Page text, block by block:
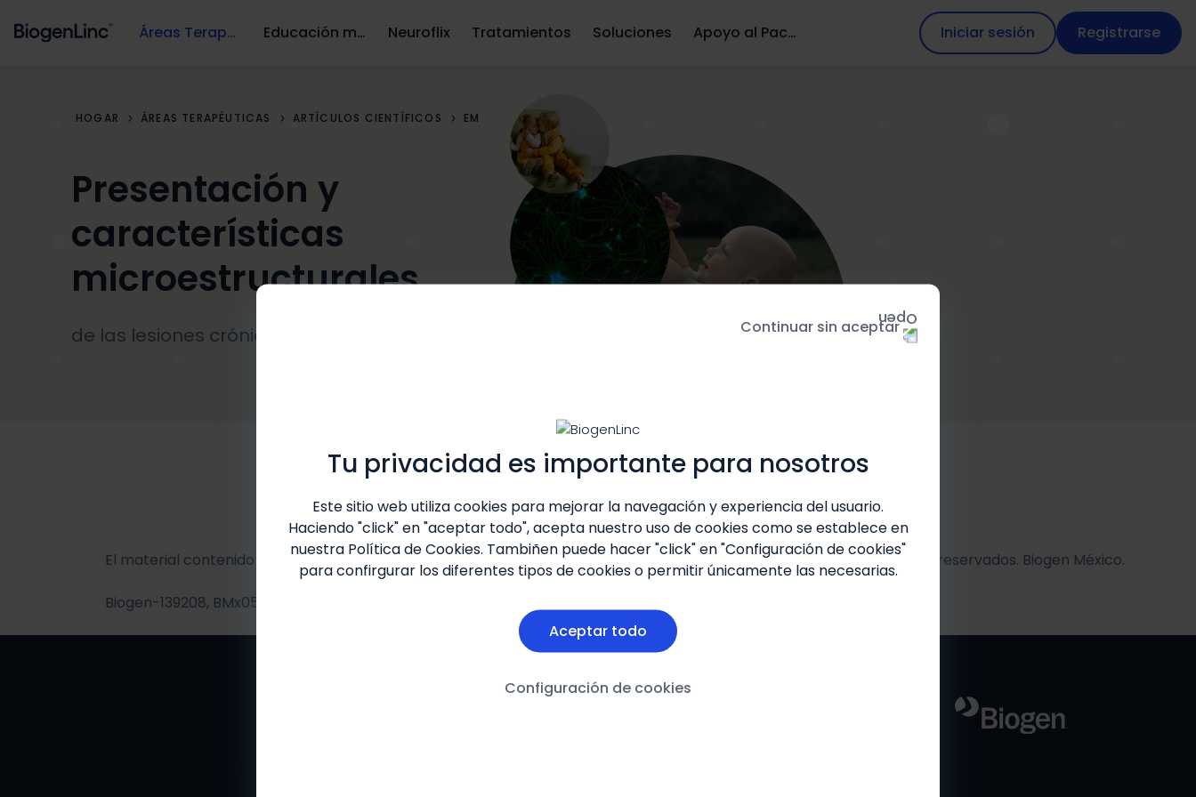
Tu privacidad es importante para nosotros
Este sitio web utiliza cookies para mejorar la navegación y experiencia del usuario.
Haciendo "click" en "aceptar todo", acepta nuestro uso de cookies como se establece en
nuestra Política de Cookies. Tambiñen puede hacer "click" en "Configuración de cookies"
para confirgurar los diferentes tipos de cookies o permitir únicamente las necesarias.
Aceptar todo
Configuración de cookies
Continuar sin aceptar
Áreas Terapéuticas Educación médica Neuroflix Tratamientos Soluciones Apoyo al Paciente Iniciar sesión Registrarse
HOGAR ÁREAS TERAPÉUTICAS ARTÍCULOS CIENTÍFICOS EM
Presentación y
características
microestructurales
de las lesiones crónico activas en EM
El material contenido es sólo para uso de profesionales de la salud, prohibida la reproducción total o parcial. Derechos reservados. Biogen México.
Biogen-139208, BMx05.02